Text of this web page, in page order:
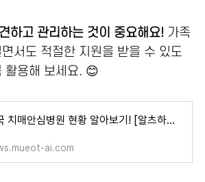
하고 관리하는 것이 중요해요! 가족
서도 적절한 지원을 받을 수 있도
활용해 보세요. 😊
전국 치매안심병원 현황 알아보기! [알츠하이머 자가진단 중증 치료 관리 노인 전문 요양 BPSD]
ai.com